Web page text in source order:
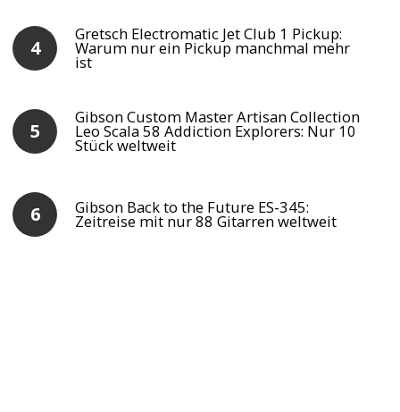
Gretsch Electromatic Jet Club 1 Pickup:
Warum nur ein Pickup manchmal mehr
ist
Gibson Custom Master Artisan Collection
Leo Scala 58 Addiction Explorers: Nur 10
Stück weltweit
Gibson Back to the Future ES-345:
Zeitreise mit nur 88 Gitarren weltweit